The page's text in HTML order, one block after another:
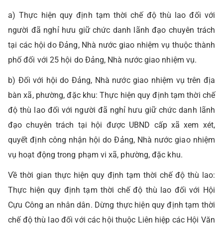
a) Thực hiện quy định tạm thời chế độ thù lao đối với
người đã nghỉ hưu giữ chức danh lãnh đạo chuyên trách
tại các hội do Đảng, Nhà nước giao nhiệm vụ thuộc thành
phố đối với 25 hội do Đảng, Nhà nước giao nhiệm vụ.
b) Đối với hội do Đảng, Nhà nước giao nhiệm vụ trên địa
bàn xã, phường, đặc khu: Thực hiện quy định tạm thời chế
độ thù lao đối với người đã nghỉ hưu giữ chức danh lãnh
đạo chuyên trách tại hội được UBND cấp xã xem xét,
quyết định công nhận hội do Đảng, Nhà nước giao nhiệm
vụ hoạt động trong phạm vi xã, phường, đặc khu.
Về thời gian thực hiện quy định tạm thời chế độ thù lao:
Thực hiện quy định tạm thời chế độ thù lao đối với Hội
Cựu Công an nhân dân. Dừng thực hiện quy định tạm thời
chế độ thù lao đối với các hội thuộc Liên hiệp các Hội Văn